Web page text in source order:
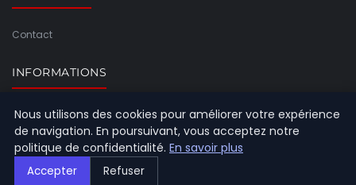
Contact
INFORMATIONS
Plan du site
© 2026 Referencement Europeen. Tous droits réservés.
Nous utilisons des cookies pour améliorer votre expérience
de navigation. En poursuivant, vous acceptez notre
politique de confidentialité. En savoir plus
Accepter Refuser